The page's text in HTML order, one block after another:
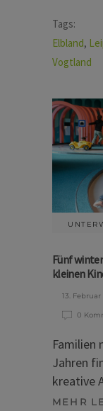
Tags:
Elbland,
Vogtland
Fünf
kleinen
13. Februar
0
Familien
Jahren
kreative
MEHR